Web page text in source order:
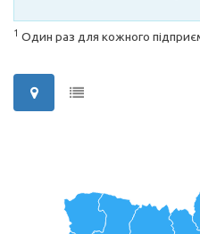
1 Один раз для кожного